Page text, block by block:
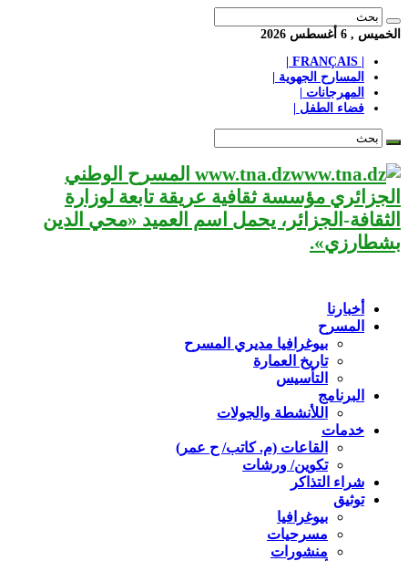
الخميس , 6 أغسطس 2026
المسارح الجهوية |
المهرجانات |
فضاء الطفل |
www.tna.dz المسرح الوطني
الجزائري مؤسسة ثقافية عريقة تابعة لوزارة
الثقافة-الجزائر، يحمل اسم العميد «محي الدين
بشطارزي».
أخبارنا
المسرح
بيوغرافيا مديري المسرح
تاريخ العمارة
التأسيس
البرنامج
اللأنشطة والجولات
خدمات
القاعات (م. كاتب/ ح عمر)
تكوين/ ورشات
شراء التذاكر
توثيق
بيوغرافيا
مسرحيات
منشورات